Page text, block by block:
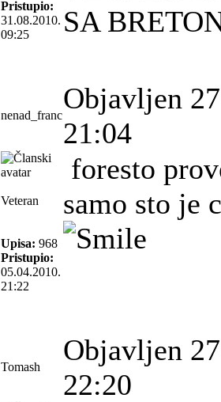
Pristupio:
31.08.2010.
09:25
SA
nenad_franc
Objavljen
21:04
Veteran
Upisa: 968
Pristupio:
05.04.2010.
21:22
foresto
samo sto je
Tomash
Objavljen
22:20